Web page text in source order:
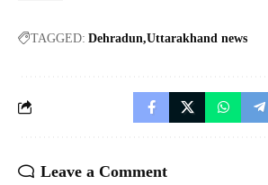
TAGGED: Dehradun Uttarakhand news
Leave a Comment